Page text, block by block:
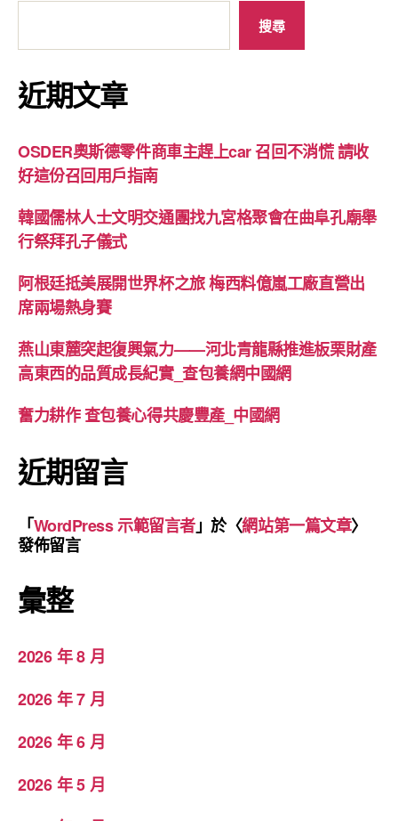
搜尋
近期文章
OSDER奧斯德零件商車主趕上car 召回不消慌 請收
好這份召回用戶指南
韓國儒林人士文明交通團找九宮格聚會在曲阜孔廟舉
行祭拜孔子儀式
阿根廷抵美展開世界杯之旅 梅西料億嵐工廠直營出
席兩場熱身賽
燕山東麓突起復興氣力——河北青龍縣推進板栗財產
高東西的品質成長紀實_查包養網中國網
奮力耕作 查包養心得共慶豐產_中國網
近期留言
「WordPress 示範留言者」於〈網站第一篇文章〉
發佈留言
彙整
2026 年 8 月
2026 年 7 月
2026 年 6 月
2026 年 5 月